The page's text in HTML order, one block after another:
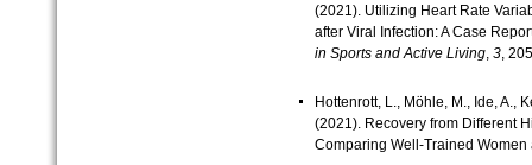
(2021). Utilizing Heart Rate
after Viral Infection: A Case
in Sports and Active Living, 3,
Hottenrott, L., Möhle, M., Ide, A.,
(2021). Recovery from Different
Comparing Well-Trained